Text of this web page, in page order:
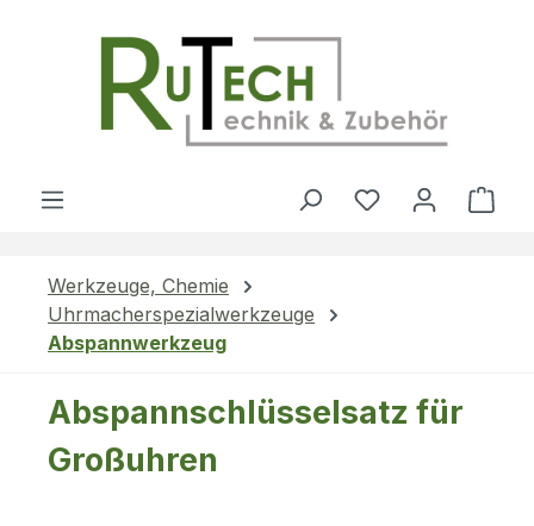
Du hast 0
Werkzeuge, Chemie
Uhrmacherspezialwerkzeuge
Abspannwerkzeug
Abspannschlüsselsatz für
Großuhren